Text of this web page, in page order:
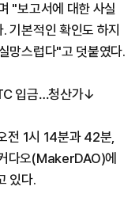
"보고서에 대한 사실
기본적인 확인도 하지
망스럽다"고 덧붙였다.
입금…청산가↓
전 1시 14분과 42분,
다오(MakerDAO)에
있다.